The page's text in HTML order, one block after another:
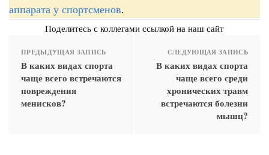
аппарата у спортсменов.
Поделитесь с коллегами ссылкой на наш сайт
ПРЕДЫДУЩАЯ ЗАПИСЬ
В каких видах спорта
чаще всего встречаются
повреждения
менисков?
СЛЕДУЮЩАЯ ЗАПИСЬ
В каких видах спорта
чаще всего среди
хронических травм
встречаются болезни
мышц?